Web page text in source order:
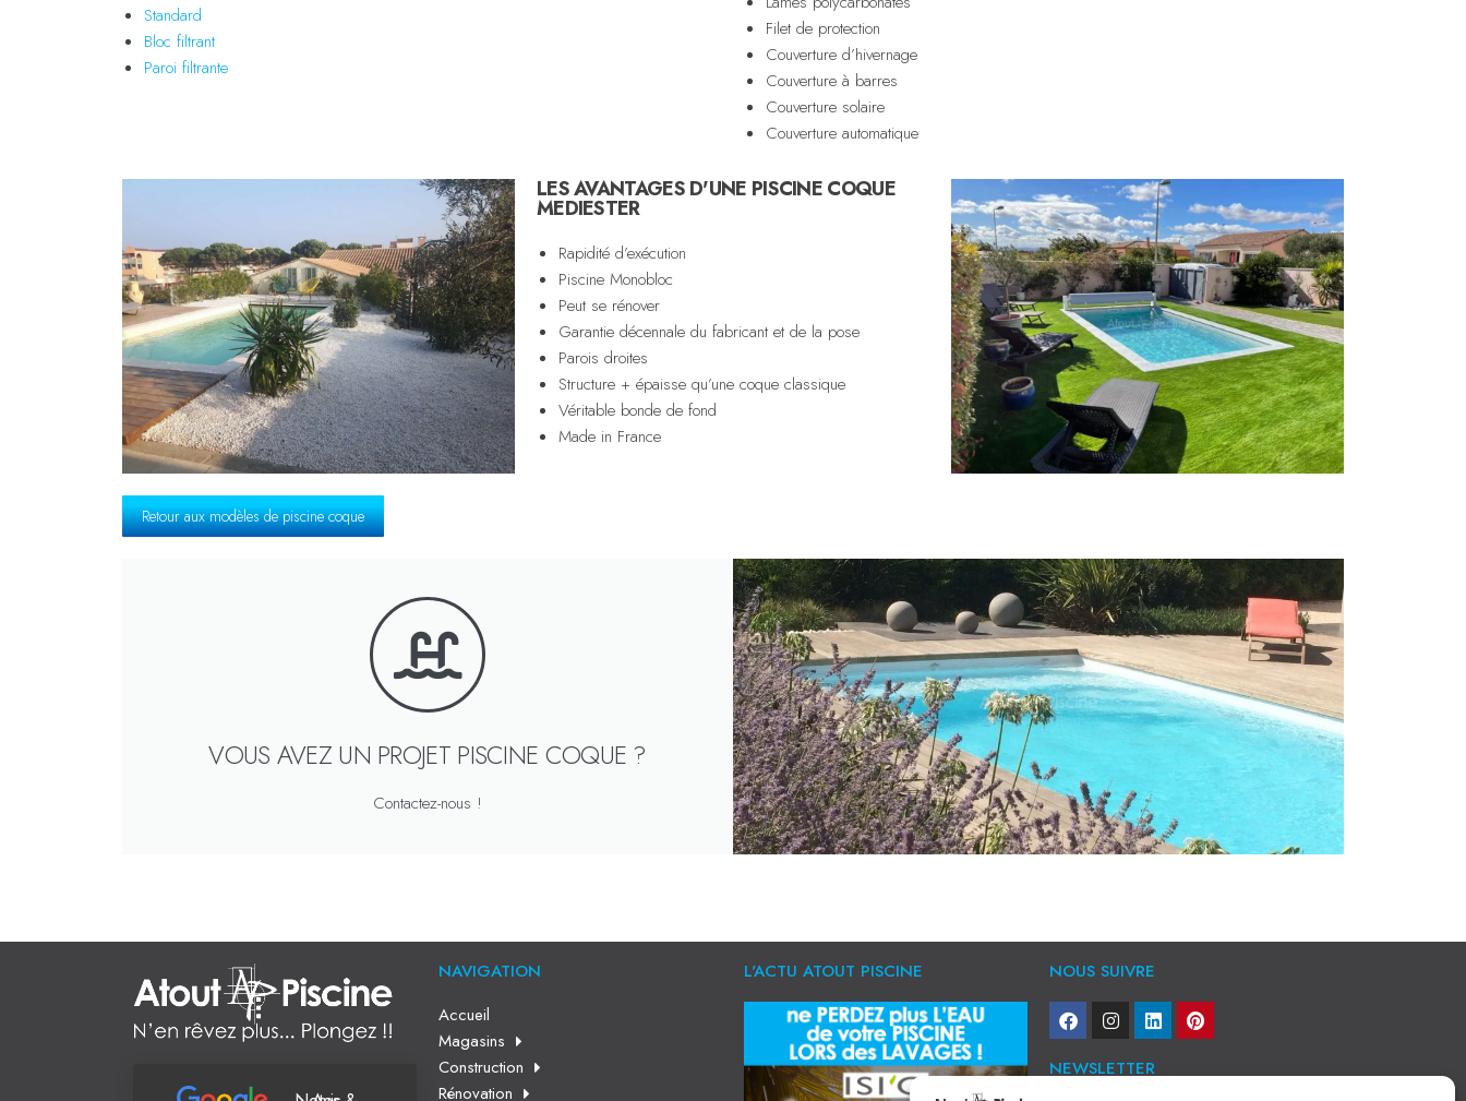
Standard
Bloc filtrant
Paroi filtrante
Filet de protection
Couverture d’hivernage
Couverture à barres
Couverture solaire
Couverture automatique
LES AVANTAGES D'UNE PISCINE COQUE
MEDIESTER
Rapidité d’exécution
Piscine Monobloc
Peut se rénover
Garantie décennale du fabricant et de la pose
Parois droites
Structure + épaisse qu’une coque classique
Véritable bonde de fond
Made in France
Retour aux modèles de piscine coque
VOUS AVEZ UN PROJET PISCINE COQUE ?
Contactez-nous !
NAVIGATION
Accueil
Magasins
Construction
Rénovation
L'ACTU ATOUT PISCINE NOUS SUIVRE
NEWSLETTER